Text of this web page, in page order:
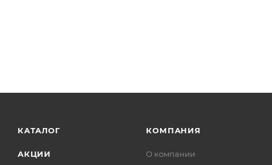
КАТАЛОГ
АКЦИИ
КОМПАНИЯ
О компании